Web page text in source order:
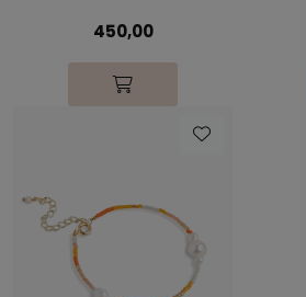
450,00